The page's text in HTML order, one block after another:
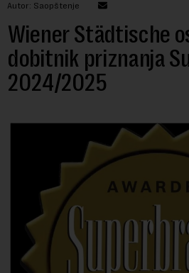
Autor: Saopštenje
Wiener Städtische
dobitnik priznanja
2024/2025